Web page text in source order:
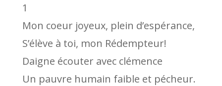
1
Mon coeur joyeux, plein d’espérance,
S’élève à toi, mon Rédempteur!
Daigne écouter avec clémence
Un pauvre humain faible et pécheur.